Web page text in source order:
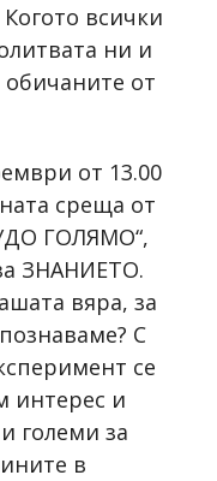
всички
ни и
обичаните от
от 13.00
среща от
ГОЛЯМО“,
ЗНАНИЕТО.
вяра, за
С
се
интерес и
големи за
в